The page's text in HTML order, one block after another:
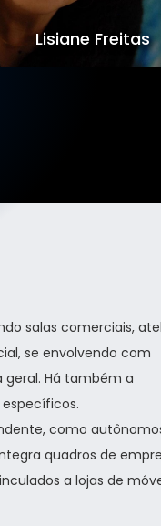
Lisiane Freitas
salas comerciais,
se envolvendo com
Há também a
como
quadros de
a lojas de